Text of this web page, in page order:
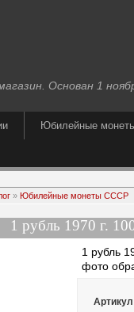
Основан 1
Юбилейные
» Юбилейные монеты СССР
1 рубль 1970 г.
1 рубль
фото